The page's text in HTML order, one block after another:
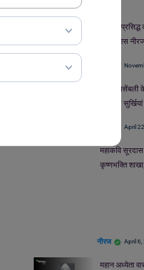
हिंदी के
गोपालदास
स्कूल असेंबली
समाचार सुर्खियां
April
महाकवि
कृष्णभक्ति
नीरज April 6,
महान अध्येता